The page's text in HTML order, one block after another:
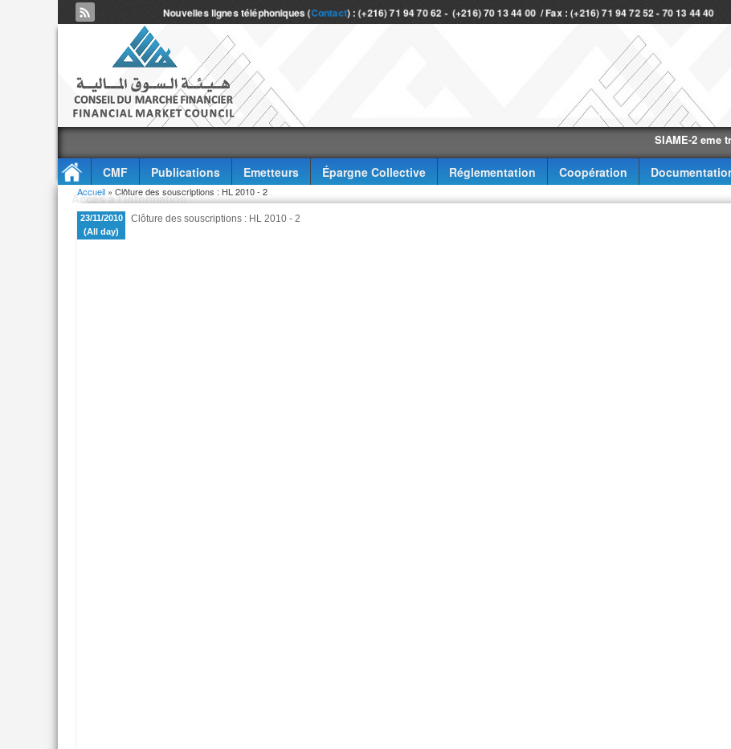
Nouvelles lignes téléphoniques (Contact) : (+216) 71 94 70 62 - (+216) 70 13 44 00 / Fax : (+216) 71 94 72 52 - 70 13 44 40
SIAME-2 eme
CMF Publications Emetteurs Épargne Collective Réglementation Coopération
Accès à l'information
Vous êtes ici
Accueil » Clôture des souscriptions : HL 2010 - 2
23/11/2010
(All day)
Clôture des souscriptions : HL 2010 - 2